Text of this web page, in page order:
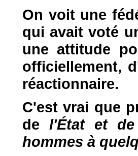
On voit une
qui avait voté
une attitude
officiellement,
réactionnaire.
C'est vrai que
de l'État et
hommes à